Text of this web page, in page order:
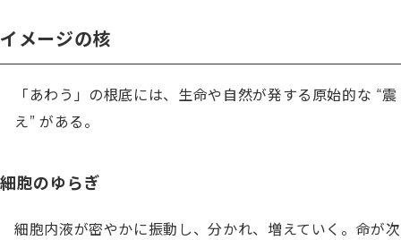
イメージの核
「あわう」の根底には、生命や自然が発する原始的な “震
え” がある。
細胞のゆらぎ
細胞内液が密やかに振動し、分かれ、増えていく。命が次